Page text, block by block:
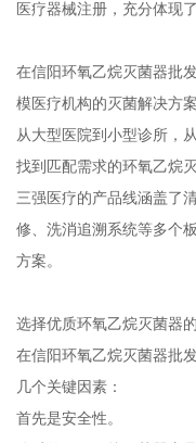
医疗器械注册，充分体现
在信阳环氧乙烷灭菌器批
模医疗机构的灭菌解决方案
从大型医院到小型诊所，
找到匹配需求的环氧乙烷灭
三强医疗的产品线涵盖了
修、洗消追溯系统等多个
方案。
选择优质环氧乙烷灭菌器
在信阳环氧乙烷灭菌器批
几个关键因素：
首先是安全性。